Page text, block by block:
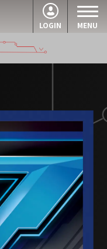
MENU
LOGIN